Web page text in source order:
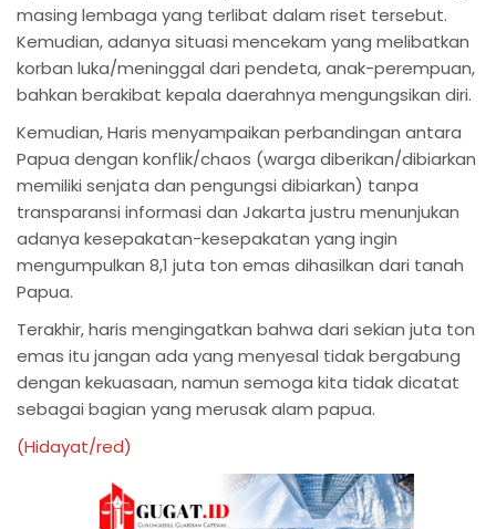
masing lembaga yang terlibat dalam riset tersebut.
Kemudian, adanya situasi mencekam yang melibatkan
korban luka/meninggal dari pendeta, anak-perempuan,
bahkan berakibat kepala daerahnya mengungsikan diri.
Kemudian, Haris menyampaikan perbandingan antara
Papua dengan konflik/chaos (warga diberikan/dibiarkan
memiliki senjata dan pengungsi dibiarkan) tanpa
transparansi informasi dan Jakarta justru menunjukan
adanya kesepakatan-kesepakatan yang ingin
mengumpulkan 8,1 juta ton emas dihasilkan dari tanah
Papua.
Terakhir, haris mengingatkan bahwa dari sekian juta ton
emas itu jangan ada yang menyesal tidak bergabung
dengan kekuasaan, namun semoga kita tidak dicatat
sebagai bagian yang merusak alam papua.
(Hidayat/red)